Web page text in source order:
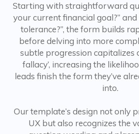
Starting with straightforward
your current financial goal?”
tolerance?”, the form builds
before delving into more
subtle progression capitalizes
fallacy’, increasing the
leads finish the form they’ve
into.
Our template’s design not only
UX but also recognizes the